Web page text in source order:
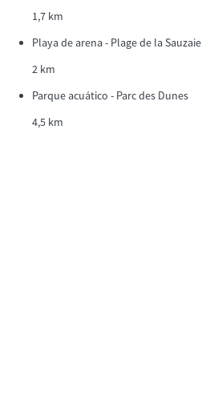
1,7 km
Playa de arena - Plage de la Sauzaie
2 km
Parque acuático - Parc des Dunes
4,5 km